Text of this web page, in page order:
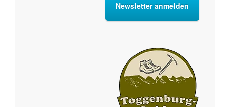
Newsletter anmelden